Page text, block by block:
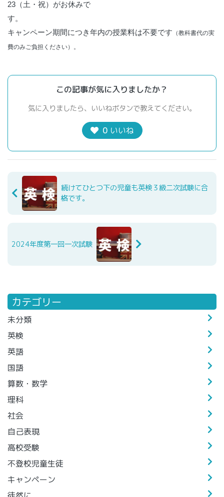
23（土・祝）がお休みで
す。
キャンペーン期間につき年内の授業料は不要です （教科書代の実
費のみご負担ください）。
この記事が気に入りましたか？
気に入りましたら、いいねボタンで教えてください。
0 いいね
続けてひとつ下の児童も英検３級二次試験に合
格です。
2024年度第一回一次試験
カテゴリー
未分類
英検
英語
国語
算数・数学
理科
社会
自己表現
高校受験
不登校児童生徒
キャンペーン